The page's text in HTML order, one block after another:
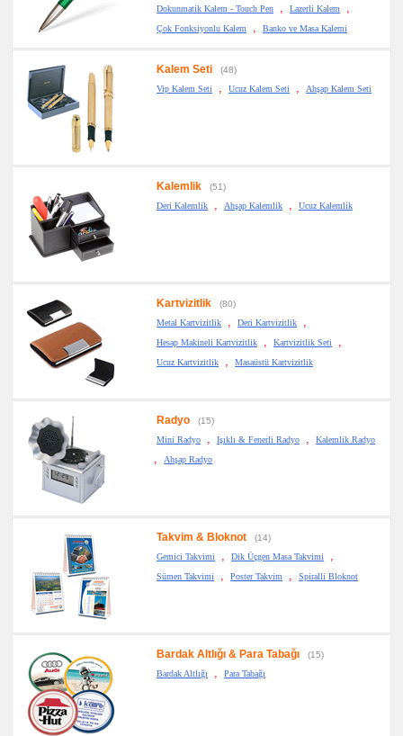
Dokunmatik Kalem - Touch Pen , Lazerli Kalem ,
Çok Fonksiyonlu Kalem , Banko ve Masa Kalemi
Kalem Seti
(48)
Vip Kalem Seti
, Ucuz Kalem Seti , Ahşap Kalem Seti
Kalemlik
(51)
Deri Kalemlik
, Ahşap Kalemlik , Ucuz Kalemlik
Kartvizitlik
(80)
Metal Kartvizitlik
, Deri Kartvizitlik ,
Hesap Makineli Kartvizitlik , Kartvizitlik Seti ,
Ucuz Kartvizitlik , Masaüstü Kartvizitlik
Radyo
(15)
Mini Radyo
, Işıklı & Fenerli Radyo , Kalemlik Radyo
, Ahşap Radyo
Takvim & Bloknot
(14)
Gemici Takvimi
, Dik Üçgen Masa Takvimi ,
Sümen Takvimi , Poster Takvim , Spiralli Bloknot
Bardak Altlığı & Para Tabağı
(15)
Bardak Altlığı
, Para Tabağı